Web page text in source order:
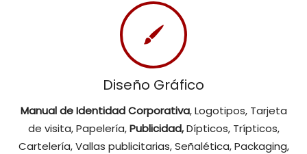
Diseño Gráfico
Manual de Identidad Corporativa, Logotipos, Tarjeta
de visita, Papelería,Publicidad,Dípticos, Trípticos,
Cartelería, Vallas publicitarias, Señalética, Packaging,